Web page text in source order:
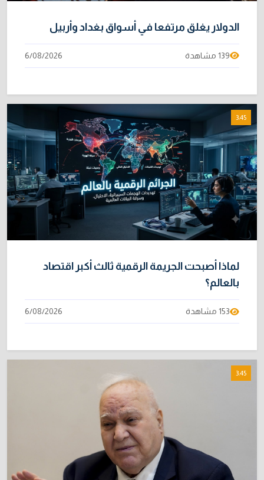
الدولار يغلق مرتفعا في أسواق بغداد وأربيل
139 مشاهدة 6/08/2026
3:45
لماذا أصبحت الجريمة الرقمية ثالث أكبر اقتصاد
بالعالم؟
153 مشاهدة 6/08/2026
3:45